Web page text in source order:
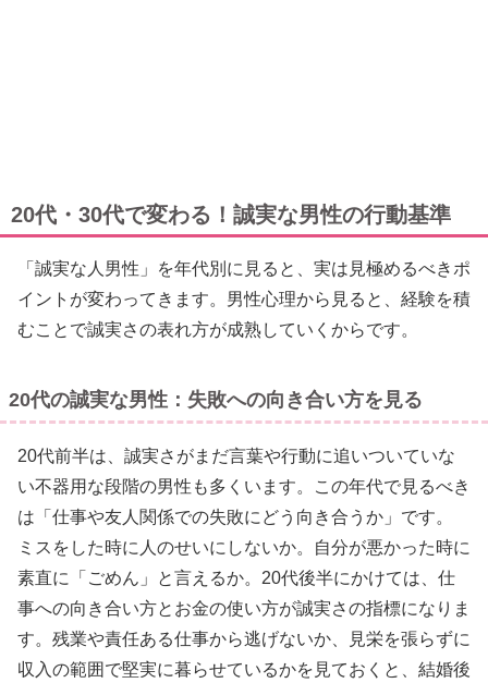
20代・30代で変わる！誠実な男性の行動基準
「誠実な人男性」を年代別に見ると、実は見極めるべきポ
イントが変わってきます。男性心理から見ると、経験を積
むことで誠実さの表れ方が成熟していくからです。
20代の誠実な男性：失敗への向き合い方を見る
20代前半は、誠実さがまだ言葉や行動に追いついていな
い不器用な段階の男性も多くいます。この年代で見るべき
は「仕事や友人関係での失敗にどう向き合うか」です。
ミスをした時に人のせいにしないか。自分が悪かった時に
素直に「ごめん」と言えるか。20代後半にかけては、仕
事への向き合い方とお金の使い方が誠実さの指標になりま
す。残業や責任ある仕事から逃げないか、見栄を張らずに
収入の範囲で堅実に暮らせているかを見ておくと、結婚後